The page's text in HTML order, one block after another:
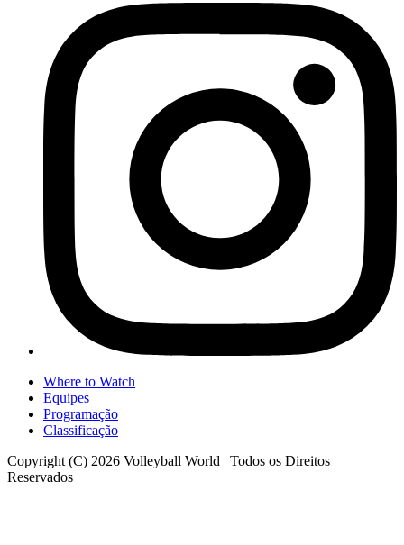
Where to Watch
Equipes
Programação
Classificação
Copyright (C) 2026 Volleyball World | Todos os Direitos
Reservados